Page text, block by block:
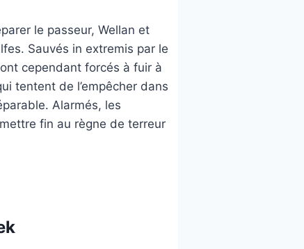
le passeur, Wellan et
Sauvés in extremis par le
cependant forcés à fuir à
tentent de l’empêcher dans
Alarmés, les
fin au règne de terreur